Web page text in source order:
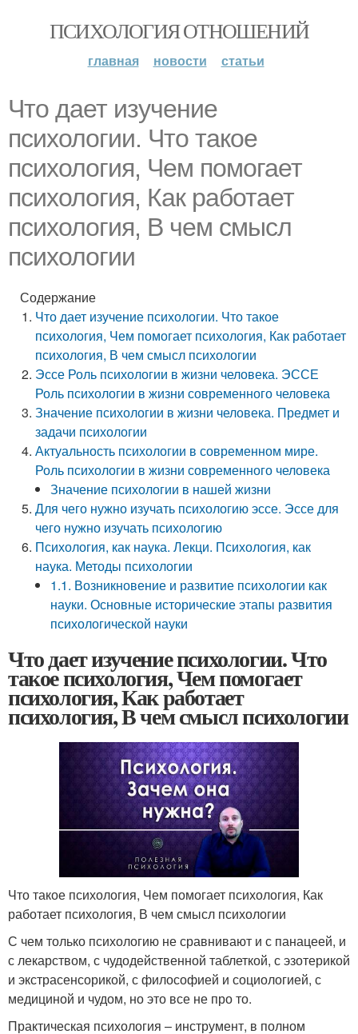
ПСИХОЛОГИЯ ОТНОШЕНИЙ
главная новости статьи
Что дает изучение
психологии. Что такое
психология, Чем помогает
психология, Как работает
психология, В чем смысл
психологии
Содержание
Что дает изучение психологии. Что такое
психология, Чем помогает психология, Как работает
психология, В чем смысл психологии
Эссе Роль психологии в жизни человека. ЭССЕ
Роль психологии в жизни современного человека
Значение психологии в жизни человека. Предмет и
задачи психологии
Актуальность психологии в современном мире.
Роль психологии в жизни современного человека
Значение психологии в нашей жизни
Для чего нужно изучать психологию эссе. Эссе для
чего нужно изучать психологию
Психология, как наука. Лекци. Психология, как
наука. Методы психологии
1.1. Возникновение и развитие психологии как
науки. Основные исторические этапы развития
психологической науки
Что дает изучение психологии. Что
такое психология, Чем помогает
психология, Как работает
психология, В чем смысл психологии
Что такое психология, Чем помогает психология, Как
работает психология, В чем смысл психологии
С чем только психологию не сравнивают и с панацеей, и
с лекарством, с чудодейственной таблеткой, с эзотерикой
и экстрасенсорикой, с философией и социологией, с
медициной и чудом, но это все не про то.
Практическая психология – инструмент, в полном